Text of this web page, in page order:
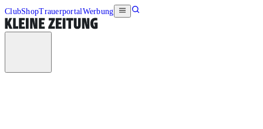
ClubShopTrauerportalWerbung